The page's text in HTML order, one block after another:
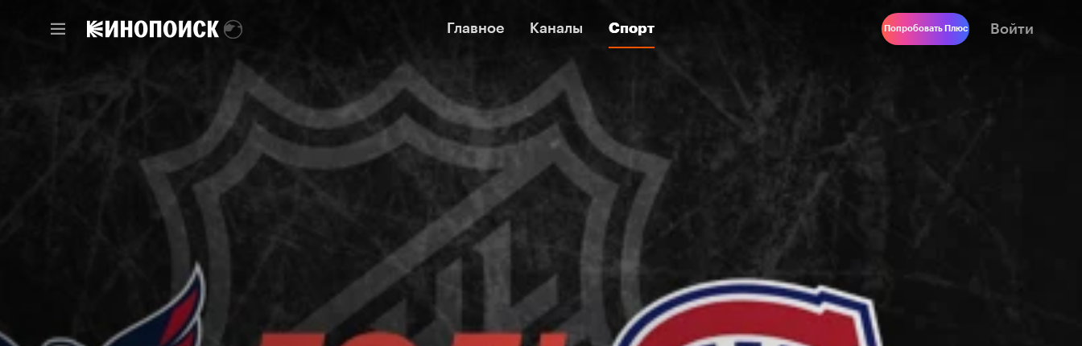
Главное Каналы Спорт
Главное Каналы Спорт Попробовать Плюс Войти